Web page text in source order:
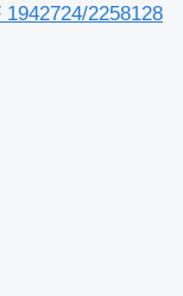
2258128